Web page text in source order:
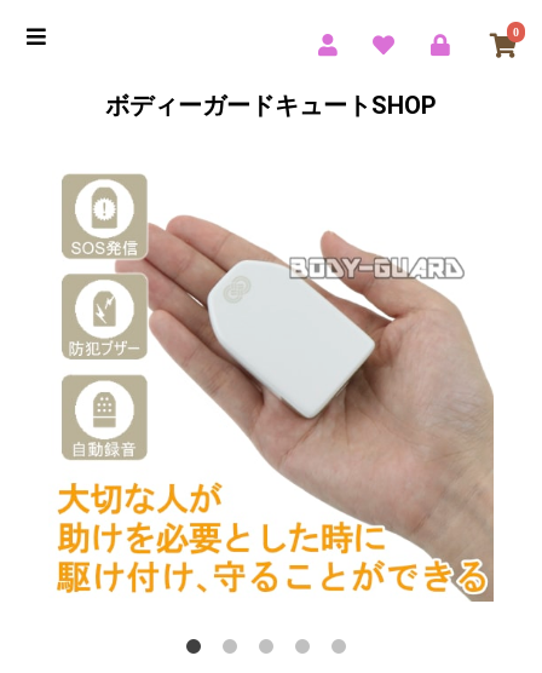
0
ボディーガードキュートSHOP